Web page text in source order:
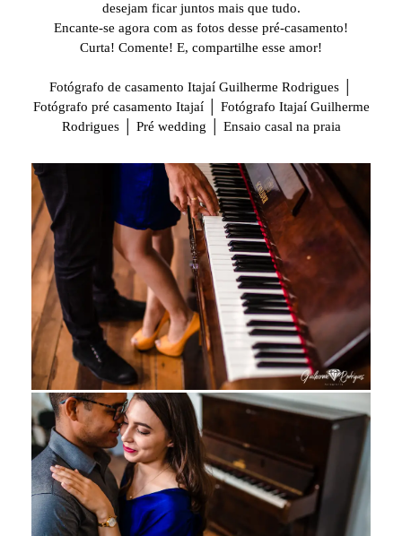
desejam ficar juntos mais que tudo.
Encante-se agora com as fotos desse pré-casamento!
Curta! Comente! E, compartilhe esse amor!
Fotógrafo de casamento Itajaí Guilherme Rodrigues │
Fotógrafo pré casamento Itajaí │ Fotógrafo Itajaí Guilherme
Rodrigues │ Pré wedding │ Ensaio casal na praia